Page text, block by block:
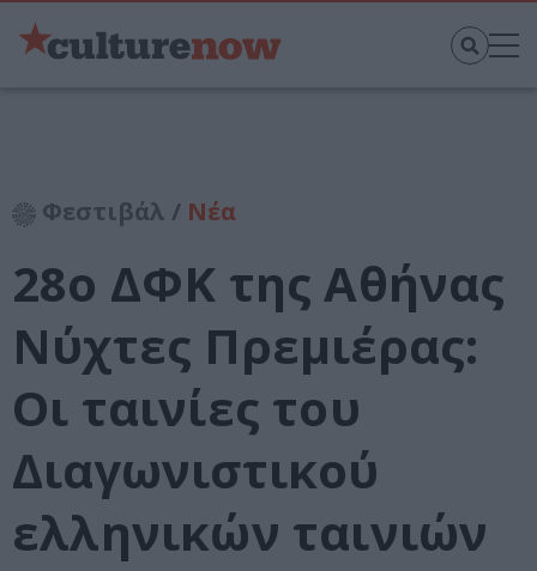
Φεστιβάλ / Νέα
28ο ΔΦΚ της Αθήνας
Νύχτες Πρεμιέρας:
Οι ταινίες του
Διαγωνιστικού
ελληνικών ταινιών